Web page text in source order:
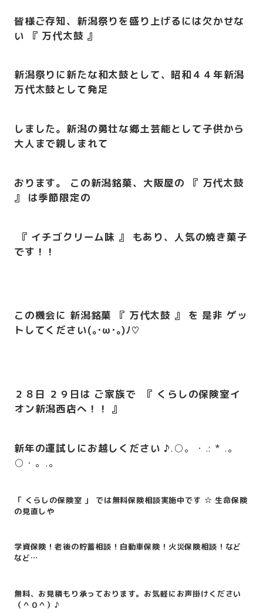
皆様ご存知、新潟祭りを盛り上げるには欠かせな
い 『 万代太鼓 』
新潟祭りに新たな和太鼓として、昭和４４年新潟
万代太鼓として発足
しました。新潟の勇壮な郷土芸能として子供から
大人まで親しまれて
おります。 この新潟銘菓、大阪屋の 『 万代太鼓
』 は季節限定の
『 イチゴクリーム味 』 もあり、 人気の焼き菓子
です！
！
この機会に 新潟銘菓 『 万代太鼓 』 を 是非 ゲッ
トしてください(｡･ω･｡)ﾉ♡
２８日 ２９日は ご家族で 『 くらしの保険室イ
オン新潟西店へ！！ 』
新年の運試しにお越しください♪.○。・.: * .。
○・。.。
「 くらしの保険室 」 では無料保険相談実施中です ☆ 生命保険
の見直しや
学資保険！老後の貯蓄相談！自動車保険！火災保険相談！など
など…
無料、お見積もり承っております。 お気軽にお声掛けください
（＾０＾）♪